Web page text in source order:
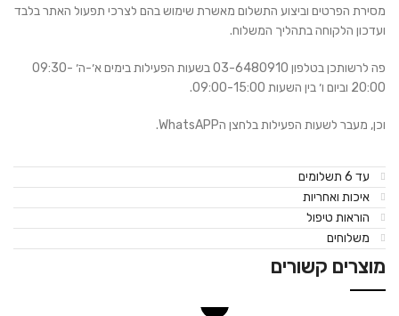
מסירת הפרטים וביצוע התשלום מאשרת שימוש בהם לצרכי תפעול האתר בלבד
ועדכון הלקוחה בתהליך המשלוח.
פה לרשותכן בטלפון 03-6480910 בשעות הפעילות בימים א׳-ה׳ 09:30-
20:00 וביום ו׳ בין השעות 09:00-15:00.
וכן, מעבר לשעות הפעילות בלחצן הWhatsAPP.
עד 6 תשלומים
איכות ואחריות
הוראות טיפול
משלוחים
מוצרים קשורים